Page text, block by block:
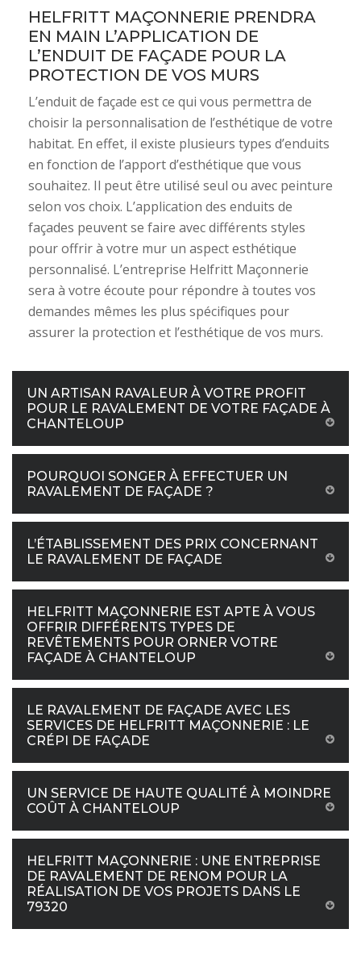
HELFRITT MAÇONNERIE PRENDRA
EN MAIN L’APPLICATION DE
L’ENDUIT DE FAÇADE POUR LA
PROTECTION DE VOS MURS
L’enduit de façade est ce qui vous permettra de
choisir la personnalisation de l’esthétique de votre
habitat. En effet, il existe plusieurs types d’enduits
en fonction de l’apport d’esthétique que vous
souhaitez. Il peut être utilisé seul ou avec peinture
selon vos choix. L’application des enduits de
façades peuvent se faire avec différents styles
pour offrir à votre mur un aspect esthétique
personnalisé. L’entreprise Helfritt Maçonnerie
sera à votre écoute pour répondre à toutes vos
demandes mêmes les plus spécifiques pour
assurer la protection et l’esthétique de vos murs.
UN ARTISAN RAVALEUR À VOTRE PROFIT
POUR LE RAVALEMENT DE VOTRE FAÇADE À
CHANTELOUP
POURQUOI SONGER À EFFECTUER UN
RAVALEMENT DE FAÇADE ?
L’ÉTABLISSEMENT DES PRIX CONCERNANT
LE RAVALEMENT DE FAÇADE
HELFRITT MAÇONNERIE EST APTE À VOUS
OFFRIR DIFFÉRENTS TYPES DE
REVÊTEMENTS POUR ORNER VOTRE
FAÇADE À CHANTELOUP
LE RAVALEMENT DE FAÇADE AVEC LES
SERVICES DE HELFRITT MAÇONNERIE : LE
CRÉPI DE FAÇADE
UN SERVICE DE HAUTE QUALITÉ À MOINDRE
COÛT À CHANTELOUP
HELFRITT MAÇONNERIE : UNE ENTREPRISE
DE RAVALEMENT DE RENOM POUR LA
RÉALISATION DE VOS PROJETS DANS LE
79320